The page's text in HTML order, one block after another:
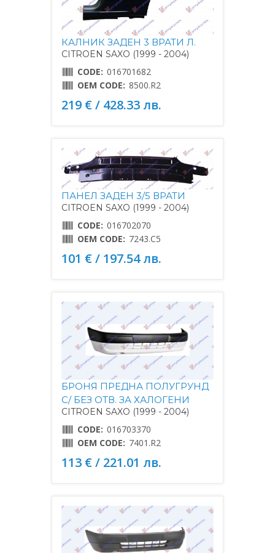
КАЛНИК ЗАДЕН 3 ВРАТИ Л.
CITROEN SAXO (1999 - 2004)
CODE: 016701682
OEM CODE: 8500.R2
219 € / 428.33 лв.
ПАНЕЛ ЗАДЕН 3/5 ВРАТИ
CITROEN SAXO (1999 - 2004)
CODE: 016702070
OEM CODE: 7243.C5
101 € / 197.54 лв.
БРОНЯ ПРЕДНА ПОЛУГРУНД
С/ БЕЗ ОТВ. ЗА ХАЛОГЕНИ
CITROEN SAXO (1999 - 2004)
CODE: 016703370
OEM CODE: 7401.R2
113 € / 221.01 лв.